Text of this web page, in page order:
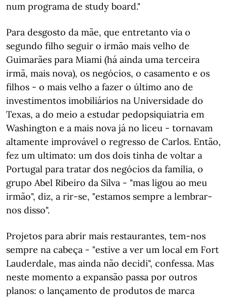
num programa de study board."
Para desgosto da mãe, que entretanto via o
segundo filho seguir o irmão mais velho de
Guimarães para Miami (há ainda uma terceira
irmã, mais nova), os negócios, o casamento e os
filhos - o mais velho a fazer o último ano de
investimentos imobiliários na Universidade do
Texas, a do meio a estudar pedopsiquiatria em
Washington e a mais nova já no liceu - tornavam
altamente improvável o regresso de Carlos. Então,
fez um ultimato: um dos dois tinha de voltar a
Portugal para tratar dos negócios da família, o
grupo Abel Ribeiro da Silva - "mas ligou ao meu
irmão", diz, a rir-se, "estamos sempre a lembrar-
nos disso".
Projetos para abrir mais restaurantes, tem-nos
sempre na cabeça - "estive a ver um local em Fort
Lauderdale, mas ainda não decidi", confessa. Mas
neste momento a expansão passa por outros
planos: o lançamento de produtos de marca